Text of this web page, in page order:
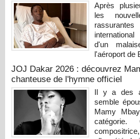
Après
les
d'un
l'aéroport de
JOJ Dakar 2026 : découvrez
chanteuse de l'hymne officiel
Il y a des
semble
Mamy
catégorie.